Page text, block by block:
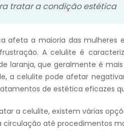
tratar a condição estética
afeta a maioria das
A celulite é
laranja, que geralmente é
a celulite pode afetar
de estética eficazes
a celulite, existem várias
circulação até procedimentos